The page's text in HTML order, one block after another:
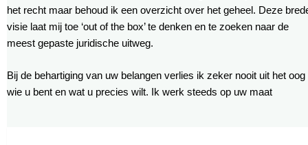
het recht maar behoud ik een overzicht over het geheel. Deze
visie laat mij toe ‘out of the box’ te denken en te zoeken naar de
meest gepaste juridische uitweg.
Bij de behartiging van uw belangen verlies ik zeker nooit uit het oog
wie u bent en wat u precies wilt. Ik werk steeds op uw maat